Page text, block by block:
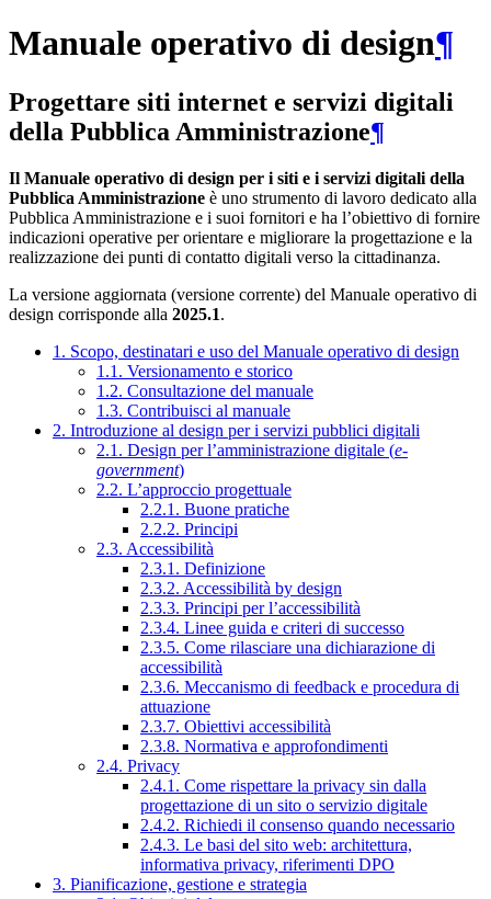
Manuale operativo di design¶
Progettare siti internet e servizi digitali
della Pubblica Amministrazione¶
Il Manuale operativo di design per i siti e i servizi digitali della
Pubblica Amministrazione è uno strumento di lavoro dedicato alla
Pubblica Amministrazione e i suoi fornitori e ha l’obiettivo di fornire
indicazioni operative per orientare e migliorare la progettazione e la
realizzazione dei punti di contatto digitali verso la cittadinanza.
La versione aggiornata (versione corrente) del Manuale operativo di
design corrisponde alla 2025.1.
1. Scopo, destinatari e uso del Manuale operativo di design
1.1. Versionamento e storico
1.2. Consultazione del manuale
1.3. Contribuisci al manuale
2. Introduzione al design per i servizi pubblici digitali
2.1. Design per l’amministrazione digitale (e-
government)
2.2. L’approccio progettuale
2.2.1. Buone pratiche
2.2.2. Principi
2.3. Accessibilità
2.3.1. Definizione
2.3.2. Accessibilità by design
2.3.3. Principi per l’accessibilità
2.3.4. Linee guida e criteri di successo
2.3.5. Come rilasciare una dichiarazione di
accessibilità
2.3.6. Meccanismo di feedback e procedura di
attuazione
2.3.7. Obiettivi accessibilità
2.3.8. Normativa e approfondimenti
2.4. Privacy
2.4.1. Come rispettare la privacy sin dalla
progettazione di un sito o servizio digitale
2.4.2. Richiedi il consenso quando necessario
2.4.3. Le basi del sito web: architettura,
informativa privacy, riferimenti DPO
3. Pianificazione, gestione e strategia